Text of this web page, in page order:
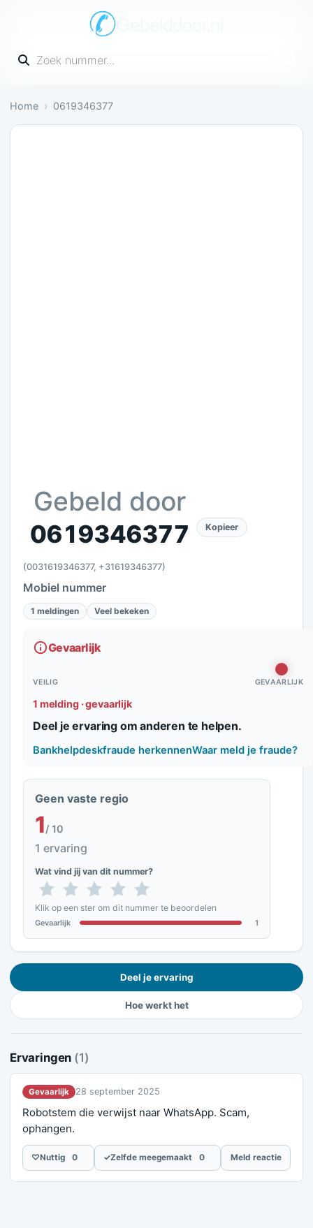
Gebelddoor.nl
Vul een telefoonnummer in
Home 0619346377
Gebeld door
0619346377
(0031619346377, +31619346377)
Kopieer
Mobiel nummer
1 meldingen Veel bekeken
Gevaarlijk
VEILIG GEVAARLIJK
1 melding · gevaarlijk
Deel je ervaring om anderen te helpen.
Bankhelpdeskfraude herkennenWaar meld je fraude?
Geen vaste regio
1/ 10
1 ervaring
Wat vind jij van dit nummer?
Klik op een ster om dit nummer te beoordelen
Gevaarlijk 1
Deel je ervaring
Hoe werkt het
Ervaringen (1)
Gevaarlijk 28 september 2025
Robotstem die verwijst naar WhatsApp. Scam,
ophangen.
♡Nuttig 0 ✓Zelfde meegemaakt 0 Meld reactie